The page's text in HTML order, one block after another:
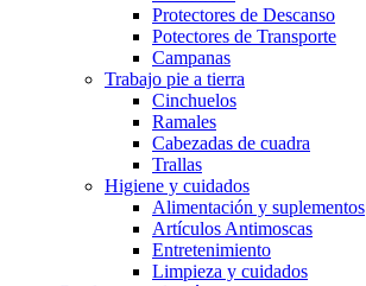
Protectores de Descanso
Potectores de Transporte
Campanas
Trabajo pie a tierra
Cinchuelos
Ramales
Cabezadas de cuadra
Trallas
Higiene y cuidados
Alimentación y suplementos
Artículos Antimoscas
Entretenimiento
Limpieza y cuidados